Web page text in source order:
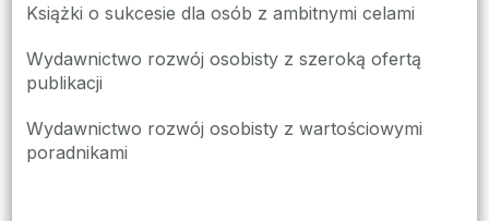
Książki o sukcesie dla osób z ambitnymi celami
Wydawnictwo rozwój osobisty z szeroką ofertą
publikacji
Wydawnictwo rozwój osobisty z wartościowymi
poradnikami